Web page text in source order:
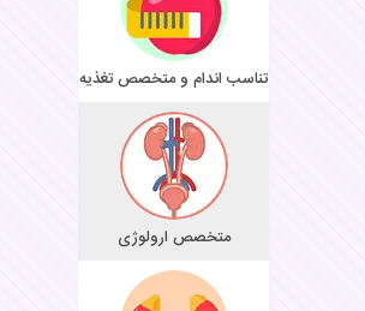
تناسب اندام و متخصص تغذیه
متخصص ارولوژی